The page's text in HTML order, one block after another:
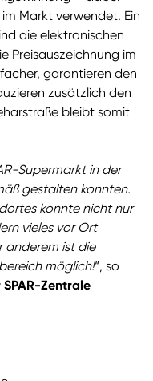
Markt verwendet. Ein
die elektronischen
Preisauszeichnung im
garantieren den
zusätzlich den
bleibt somit
Supermarkt in der
gestalten konnten.
konnte nicht nur
vieles vor Ort
anderem ist die
möglich!“, so
Zentrale